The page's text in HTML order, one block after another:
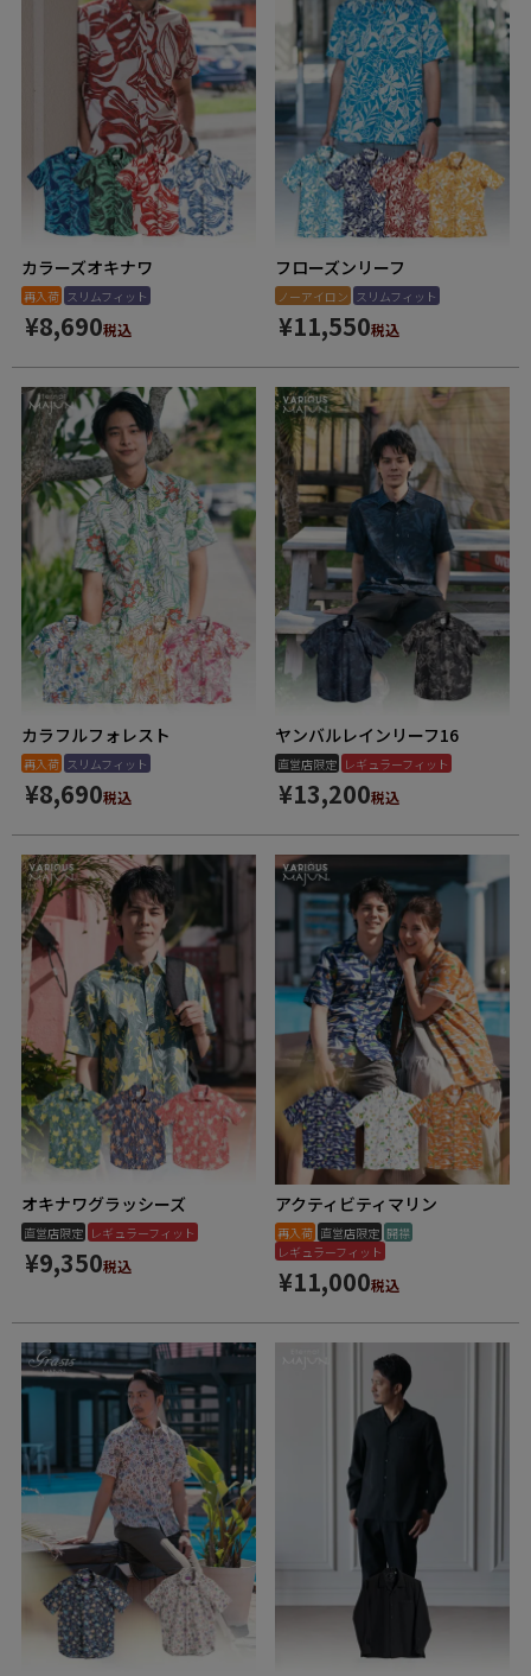
カラーズオキナワ
再入荷 スリムフィット
¥8,690税込
フローズンリーフ
ノーアイロン スリムフィット
¥11,550税込
カラフルフォレスト
再入荷 スリムフィット
¥8,690税込
ヤンバルレインリーフ16
直営店限定 レギュラーフィット
¥13,200税込
オキナワグラッシーズ
直営店限定 レギュラーフィット
¥9,350税込
アクティビティマリン
再入荷 直営店限定 開襟
レギュラーフィット
¥11,000税込